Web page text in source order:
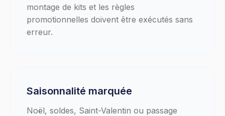
montage de kits et les règles
promotionnelles doivent être exécutés sans
erreur.
Saisonnalité marquée
Noël, soldes, Saint-Valentin ou passage